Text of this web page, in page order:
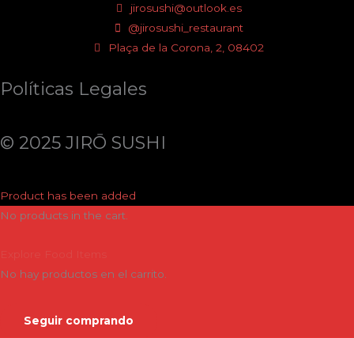
jirosushi@outlook.es
@jirosushi_restaurant
Plaça de la Corona, 2, 08402
Políticas Legales
© 2025 JIRŌ SUSHI
Product has been added
No products in the cart.
No hay productos en el carrito.
Seguir comprando